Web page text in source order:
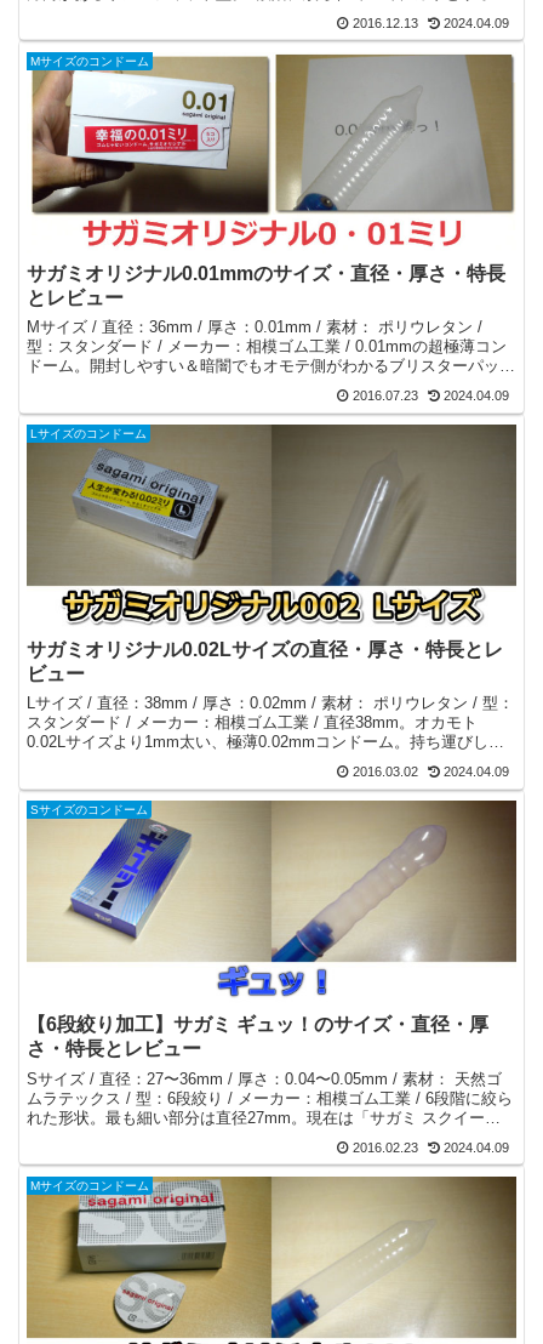
2016.12.13 2024.04.09
Mサイズのコンドーム
サガミオリジナル0.01mmのサイズ・直径・厚さ・特長
とレビュー
Mサイズ / 直径：36mm / 厚さ：0.01mm / 素材： ポリウレタン /
型：スタンダード / メーカー：相模ゴム工業 / 0.01mmの超極薄コン
ドーム。開封しやすい＆暗闇でもオモテ側がわかるブリスターパック
2016.07.23 2024.04.09
Lサイズのコンドーム
サガミオリジナル0.02Lサイズの直径・厚さ・特長とレ
ビュー
Lサイズ / 直径：38mm / 厚さ：0.02mm / 素材： ポリウレタン / 型：
スタンダード / メーカー：相模ゴム工業 / 直径38mm。オカモト
0.02Lサイズより1mm太い、極薄0.02mmコンドーム。持ち運びしや
2016.03.02 2024.04.09
Sサイズのコンドーム
【6段絞り加工】サガミ ギュッ！のサイズ・直径・厚
さ・特長とレビュー
Sサイズ / 直径：27〜36mm / 厚さ：0.04〜0.05mm / 素材： 天然ゴ
ムラテックス / 型：6段絞り / メーカー：相模ゴム工業 / 6段階に絞ら
れた形状。最も細い部分は直径27mm。現在は「サガミ スクイー
2016.02.23 2024.04.09
Mサイズのコンドーム